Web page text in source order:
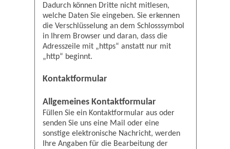
Dadurch können Dritte nicht mitlesen,
welche Daten Sie eingeben. Sie erkennen
die Verschlüsselung an dem Schlosssymbol
in Ihrem Browser und daran, dass die
Adresszeile mit „https“ anstatt nur mit
„http“ beginnt.
Kontaktformular
Allgemeines Kontaktformular
Füllen Sie ein Kontaktformular aus oder
senden Sie uns eine Mail oder eine
sonstige elektronische Nachricht, werden
Ihre Angaben für die Bearbeitung der